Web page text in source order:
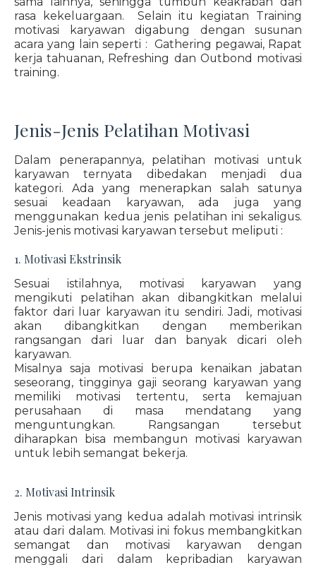
rasa kekeluargaan. Selain itu kegiatan Training
motivasi karyawan digabung dengan susunan
acara yang lain seperti : Gathering pegawai, Rapat
kerja tahuanan, Refreshing dan Outbond motivasi
training.
Jenis-Jenis Pelatihan Motivasi
Dalam penerapannya, pelatihan motivasi untuk
karyawan ternyata dibedakan menjadi dua
kategori. Ada yang menerapkan salah satunya
sesuai keadaan karyawan, ada juga yang
menggunakan kedua jenis pelatihan ini sekaligus.
Jenis-jenis motivasi karyawan tersebut meliputi :
1. Motivasi Ekstrinsik
Sesuai istilahnya, motivasi karyawan yang
mengikuti pelatihan akan dibangkitkan melalui
faktor dari luar karyawan itu sendiri. Jadi, motivasi
akan dibangkitkan dengan memberikan
rangsangan dari luar dan banyak dicari oleh
karyawan.
Misalnya saja motivasi berupa kenaikan jabatan
seseorang, tingginya gaji seorang karyawan yang
memiliki motivasi tertentu, serta kemajuan
perusahaan di masa mendatang yang
menguntungkan. Rangsangan tersebut
diharapkan bisa membangun motivasi karyawan
untuk lebih semangat bekerja.
2. Motivasi Intrinsik
Jenis motivasi yang kedua adalah motivasi intrinsik
atau dari dalam. Motivasi ini fokus membangkitkan
semangat dan motivasi karyawan dengan
menggali dari dalam kepribadian karyawan